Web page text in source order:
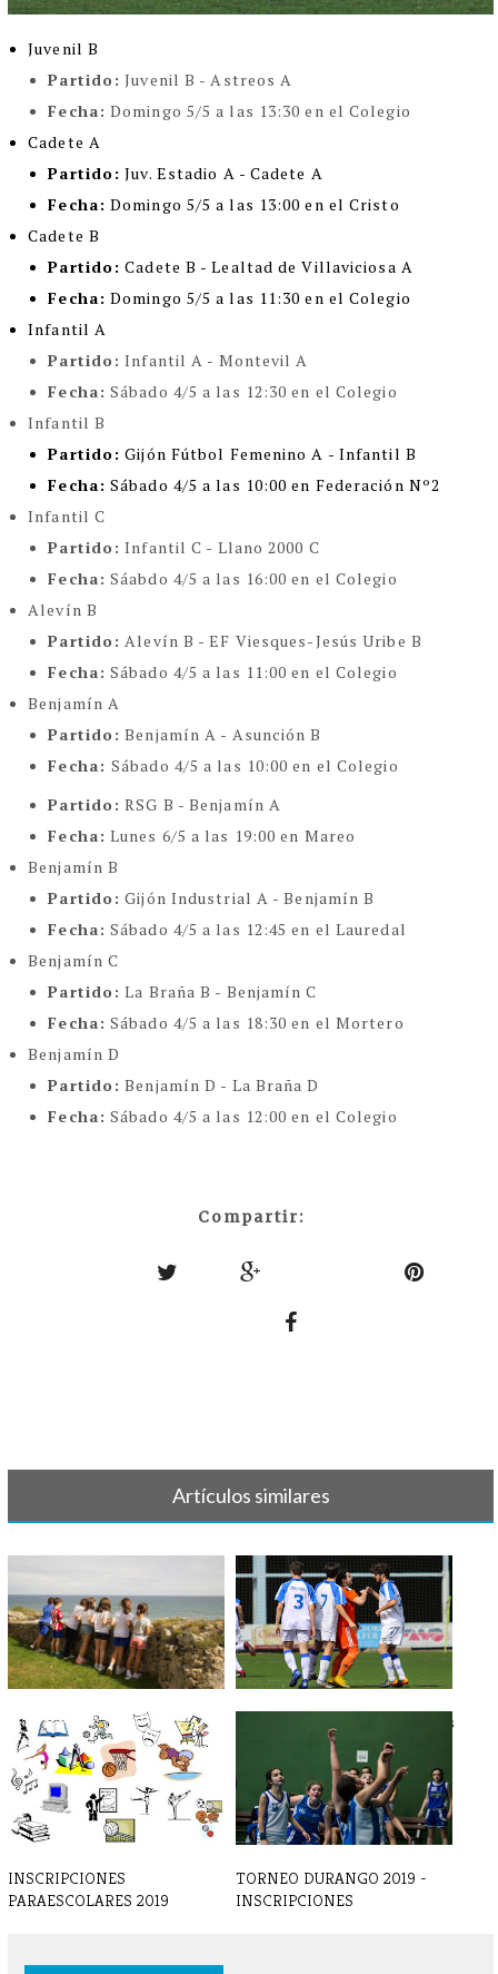
Juvenil B
Partido: Juvenil B - Astreos A
Fecha: Domingo 5/5 a las 13:30 en el Colegio
Cadete A
Partido: Juv. Estadio A - Cadete A
Fecha: Domingo 5/5 a las 13:00 en el Cristo
Cadete B
Partido: Cadete B - Lealtad de Villaviciosa A
Fecha: Domingo 5/5 a las 11:30 en el Colegio
Infantil A
Partido: Infantil A - Montevil A
Fecha: Sábado 4/5 a las 12:30 en el Colegio
Infantil B
Partido: Gijón Fútbol Femenino A - Infantil B
Fecha: Sábado 4/5 a las 10:00 en Federación Nº2
Infantil C
Partido: Infantil C - Llano 2000 C
Fecha: Sáabdo 4/5 a las 16:00 en el Colegio
Alevín B
Partido: Alevín B - EF Viesques-Jesús Uribe B
Fecha: Sábado 4/5 a las 11:00 en el Colegio
Benjamín A
Partido: Benjamín A - Asunción B
Fecha:Sábado 4/5 a las 10:00 en el Colegio
Partido: RSG B - Benjamín A
Fecha: Lunes 6/5 a las 19:00 en Mareo
Benjamín B
Partido: Gijón Industrial A - Benjamín B
Fecha: Sábado 4/5 a las 12:45 en el Lauredal
Benjamín C
Partido: La Braña B - Benjamín C
Fecha: Sábado 4/5 a las 18:30 en el Mortero
Benjamín D
Partido: Benjamín D - La Braña D
Fecha: Sábado 4/5 a las 12:00 en el Colegio
Compartir:
Artículos similares
Aula en la Naturaleza 2019 - Día
FÚTBOL - Crónicas y resultados
INSCRIPCIONES
PARAESCOLARES 2019
TORNEO DURANGO 2019 -
INSCRIPCIONES